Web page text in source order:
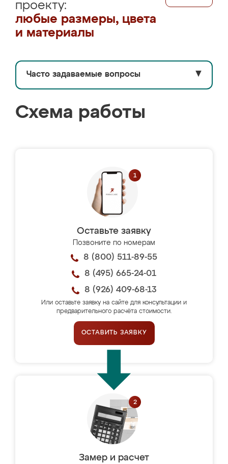
проекту:
любые размеры, цвета
и материалы
Часто задаваемые вопросы ▼
Схема работы
Оставьте заявку
Позвоните по номерам
8 (800) 511-89-55
8 (495) 665-24-01
8 (926) 409-68-13
Или оставьте заявку на сайте для консультации и
предварительного расчёта стоимости.
ОСТАВИТЬ ЗАЯВКУ
Замер и расчет